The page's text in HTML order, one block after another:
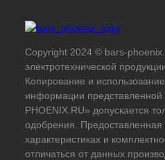
Copyright 2024 © bars-
электротехнической
Копирование и
информации представленной
PHOENIX.RU» допускается
одобрения.
характеристиках и
отличаться от данных